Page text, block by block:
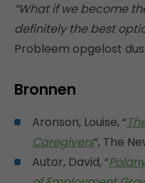
“What if we become
definitely the best
Probleem opgelost dus.
Bronnen
Aronson, Louise, “
Caregivers”, The
Autor, David, “